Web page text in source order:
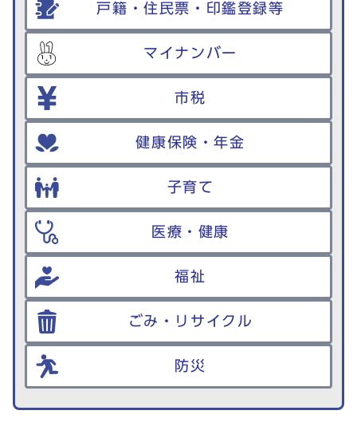
戸籍・住民票・印鑑登録等
マイナンバー
市税
健康保険・年金
子育て
医療・健康
福祉
ごみ・リサイクル
防災